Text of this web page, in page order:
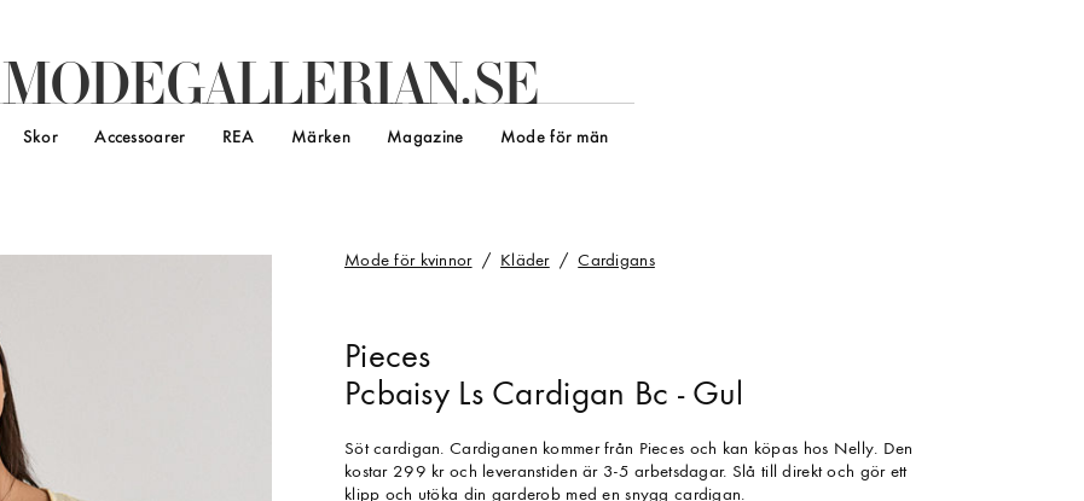
MODEGALLERIAN.SE
Skor Accessoarer REA Märken Magazine Mode för män
Mode för kvinnor Kläder Cardigans
Pieces
Pcbaisy Ls Cardigan Bc - Gul
Söt cardigan. Cardiganen kommer från Pieces och kan köpas hos Nelly. Den
kostar 299 kr och leveranstiden är 3-5 arbetsdagar. Slå till direkt och gör ett
klipp och utöka din garderob med en snygg cardigan.